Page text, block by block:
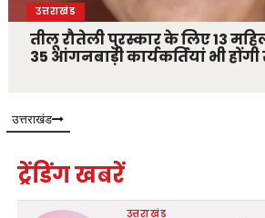
उत्तराखंड
तीलू रौतेली पुरस्कार के लिए 13
35 आंगनबाड़ी कार्यकर्तियां भी
उत्तराखंड
ट्रेंडिंग खबरें
उत्तराखंड